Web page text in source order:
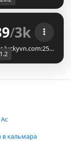
IT
ꜱᴋʏʙʟᴏᴄᴋ ᴇʀᴀ
/3k
кальмара